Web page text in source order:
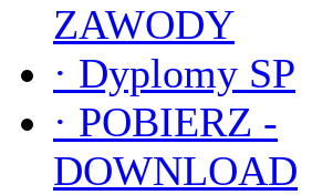
ZAWODY
· Dyplomy SP
· POBIERZ -
DOWNLOAD